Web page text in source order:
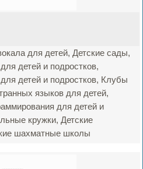
для детей, Детские сады,
детей и подростков,
детей и подростков, Клубы
языков для детей,
для детей и
кружки, Детские
шахматные школы